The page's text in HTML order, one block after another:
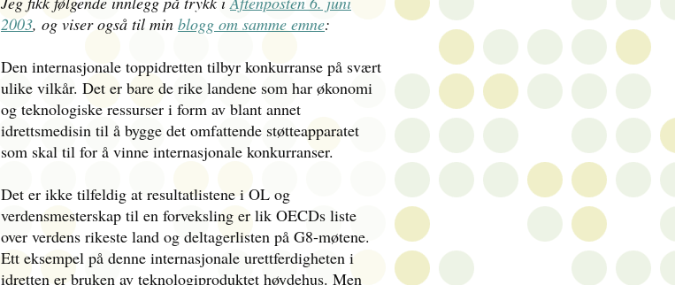
2003, og viser også til min blogg om samme emne:
Den internasjonale toppidretten tilbyr konkurranse på svært
ulike vilkår. Det er bare de rike landene som har økonomi
og teknologiske ressurser i form av blant annet
idrettsmedisin til å bygge det omfattende støtteapparatet
som skal til for å vinne internasjonale konkurranser.
Det er ikke tilfeldig at resultatlistene i OL og
verdensmesterskap til en forveksling er lik OECDs liste
over verdens rikeste land og deltagerlisten på G8-møtene.
Ett eksempel på denne internasjonale urettferdigheten i
idretten er bruken av teknologiproduktet høydehus. Men